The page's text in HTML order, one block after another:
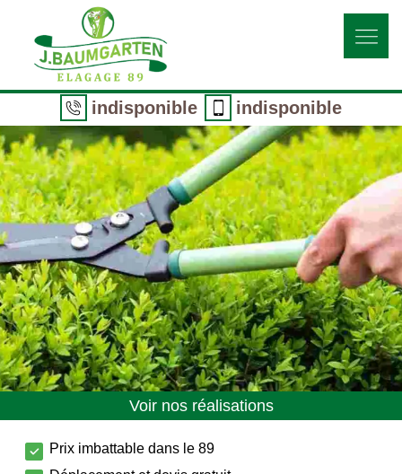
indisponible indisponible
Voir nos réalisations
Prix imbattable dans le 89